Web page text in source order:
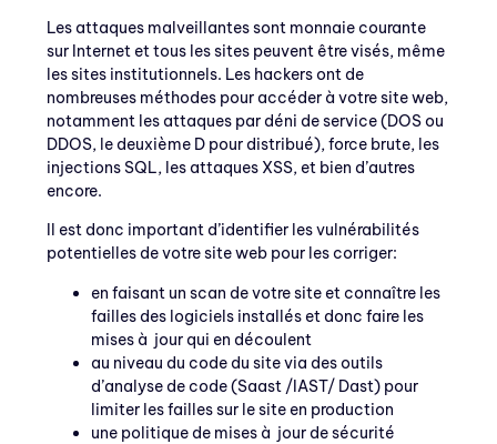
Les attaques malveillantes sont monnaie courante
sur Internet et tous les sites peuvent être visés, même
les sites institutionnels. Les hackers ont de
nombreuses méthodes pour accéder à votre site web,
notamment les attaques par déni de service (DOS ou
DDOS, le deuxième D pour distribué), force brute, les
injections SQL, les attaques XSS, et bien d’autres
encore.
Il est donc important d’identifier les vulnérabilités
potentielles de votre site web pour les corriger:
en faisant un scan de votre site et connaître les
failles des logiciels installés et donc faire les
mises à jour qui en découlent
au niveau du code du site via des outils
d’analyse de code (Saast /IAST/ Dast) pour
limiter les failles sur le site en production
une politique de mises à jour de sécurité